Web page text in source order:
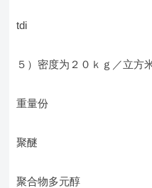
tdi
５）密度为２０ｋｇ／立方
重量份
聚醚
聚合物多元醇